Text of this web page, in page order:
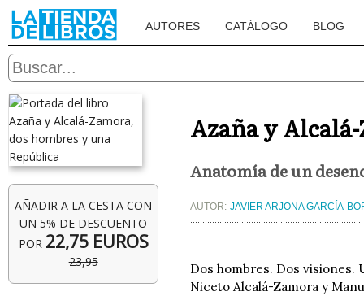
AUTORES CATÁLOGO BLOG
AÑADIR A LA CESTA CON
UN 5% DE DESCUENTO
POR 22,75 EUROS
23,95
Azaña y
Anatomía de un
AUTOR: JAVIER ARJONA GARCÍA-
Dos hombres. Dos visiones.
Niceto Alcalá-Zamora y